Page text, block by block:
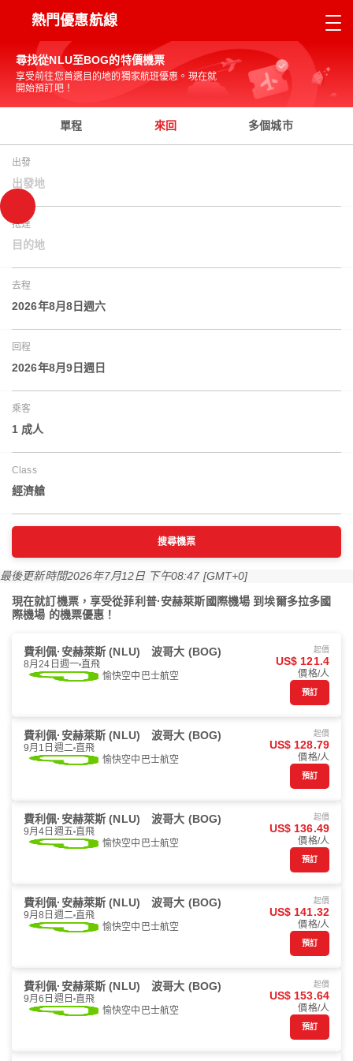
熱門優惠航線
尋找從NLU至BOG的特價機票
享受前往您首選目的地的獨家航班優惠。現在就
開始預訂吧！
單程 來回 多個城市
出發
出發地
抵達
目的地
去程
2026年8月8日週六
回程
2026年8月9日週日
乘客
1 成人
Class
經濟艙
搜尋機票
最後更新時間2026年7月12日 下午08:47 [GMT+0]
現在就訂機票，享受從菲利普·安赫萊斯國際機場 到埃爾多拉多國
際機場 的機票優惠！
費利佩·安赫萊斯 (NLU) 波哥大 (BOG)
8月24日週一 直飛
愉快空中巴士航空
起價
US$ 121.4
價格/人
預訂
費利佩·安赫萊斯 (NLU) 波哥大 (BOG)
9月1日週二 直飛
愉快空中巴士航空
起價
US$ 128.79
價格/人
預訂
費利佩·安赫萊斯 (NLU) 波哥大 (BOG)
9月4日週五 直飛
愉快空中巴士航空
起價
US$ 136.49
價格/人
預訂
費利佩·安赫萊斯 (NLU) 波哥大 (BOG)
9月8日週二 直飛
愉快空中巴士航空
起價
US$ 141.32
價格/人
預訂
費利佩·安赫萊斯 (NLU) 波哥大 (BOG)
9月6日週日 直飛
愉快空中巴士航空
起價
US$ 153.64
價格/人
預訂